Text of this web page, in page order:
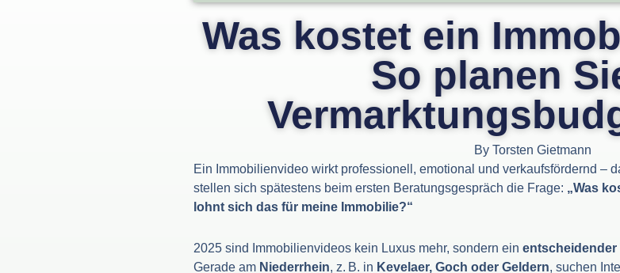
Was kostet ein
So planen
By Torsten Gietmann
Ein Immobilienvideo wirkt professionell, emotional und verkaufsfördernd –
stellen sich spätestens beim ersten Beratungsgespräch die Frage: „Was
lohnt sich das für meine Immobilie?“
2025 sind Immobilienvideos kein Luxus mehr, sondern ein entscheidender
Gerade am Niederrhein, z. B. in Kevelaer, Goch oder Geldern, suchen